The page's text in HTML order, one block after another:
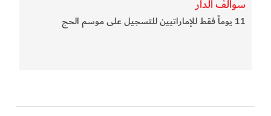
سوالف الدار
11 يوماً فقط للإماراتيين للتسجيل على موسم الحج